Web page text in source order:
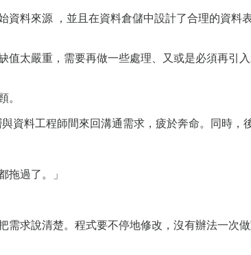
料來源 ，並且在資料倉儲中設計了合理的資料
太嚴重，需要再做一些處理、又或是必須再引
。
料工程師間來回溝通需求，疲於奔命。同時，
拖過了。」
求說清楚。程式要不停地修改，沒有辦法一次做